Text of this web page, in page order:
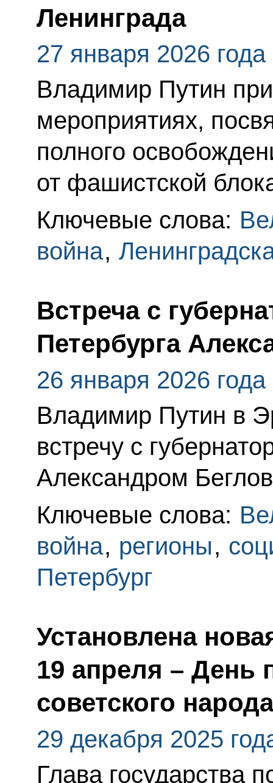
Ленинграда
27 января 2026 года
Владимир Путин
мероприятиях,
полного
от фашистской
Ключевые слова:
война,
Встреча с
Петербурга
26 января 2026 года
Владимир Путин в
встречу с
Александром
Ключевые слова:
война, регионы,
Петербург
Установлена
19 апреля – День
советского народа
29 декабря 2025
Глава государства